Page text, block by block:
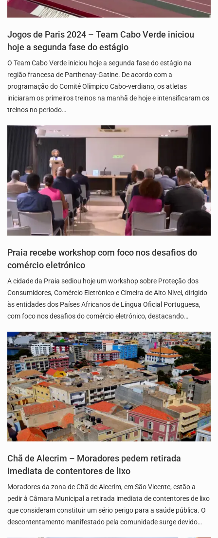
Jogos de Paris 2024 – Team Cabo Verde iniciou
hoje a segunda fase do estágio
O Team Cabo Verde iniciou hoje a segunda fase do estágio na
região francesa de Parthenay-Gatine. De acordo com a
programação do Comité Olímpico Cabo-verdiano, os atletas
iniciaram os primeiros treinos na manhã de hoje e intensificaram os
treinos no período…
Praia recebe workshop com foco nos desafios do
comércio eletrónico
A cidade da Praia sediou hoje um workshop sobre Proteção dos
Consumidores, Comércio Eletrónico e Cimeira de Alto Nível, dirigido
às entidades dos Países Africanos de Língua Oficial Portuguesa,
com foco nos desafios do comércio eletrónico, destacando…
Chã de Alecrim – Moradores pedem retirada
imediata de contentores de lixo
Moradores da zona de Chã de Alecrim, em São Vicente, estão a
pedir à Câmara Municipal a retirada imediata de contentores de lixo
que consideram constituir um sério perigo para a saúde pública. O
descontentamento manifestado pela comunidade surge devido…